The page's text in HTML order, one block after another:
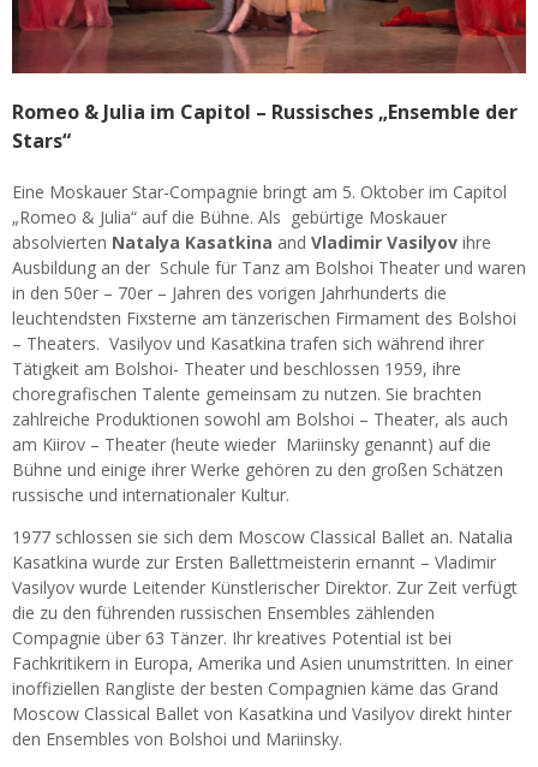
Romeo & Julia im Capitol – Russisches „Ensemble der
Stars“
Eine Moskauer Star-Compagnie bringt am 5. Oktober im Capitol
„Romeo & Julia“ auf die Bühne. Als gebürtige Moskauer
absolvierten Natalya Kasatkina and Vladimir Vasilyov ihre
Ausbildung an der Schule für Tanz am Bolshoi Theater und waren
in den 50er – 70er – Jahren des vorigen Jahrhunderts die
leuchtendsten Fixsterne am tänzerischen Firmament des Bolshoi
– Theaters. Vasilyov und Kasatkina trafen sich während ihrer
Tätigkeit am Bolshoi- Theater und beschlossen 1959, ihre
choregrafischen Talente gemeinsam zu nutzen. Sie brachten
zahlreiche Produktionen sowohl am Bolshoi – Theater, als auch
am Kiirov – Theater (heute wieder Mariinsky genannt) auf die
Bühne und einige ihrer Werke gehören zu den großen Schätzen
russische und internationaler Kultur.
1977 schlossen sie sich dem Moscow Classical Ballet an. Natalia
Kasatkina wurde zur Ersten Ballettmeisterin ernannt – Vladimir
Vasilyov wurde Leitender Künstlerischer Direktor. Zur Zeit verfügt
die zu den führenden russischen Ensembles zählenden
Compagnie über 63 Tänzer. Ihr kreatives Potential ist bei
Fachkritikern in Europa, Amerika und Asien unumstritten. In einer
inoffiziellen Rangliste der besten Compagnien käme das Grand
Moscow Classical Ballet von Kasatkina und Vasilyov direkt hinter
den Ensembles von Bolshoi und Mariinsky.